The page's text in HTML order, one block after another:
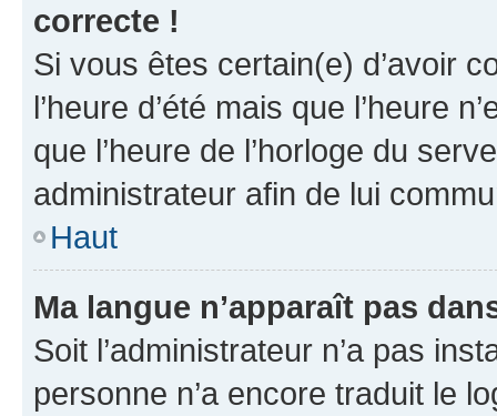
correcte !
Si vous êtes certain(e) d’avoir
l’heure d’été mais que l’heure
que l’heure de l’horloge du
administrateur afin de lui
Haut
Ma langue n’apparaît pas
Soit l’administrateur n’a pas
personne n’a encore traduit le